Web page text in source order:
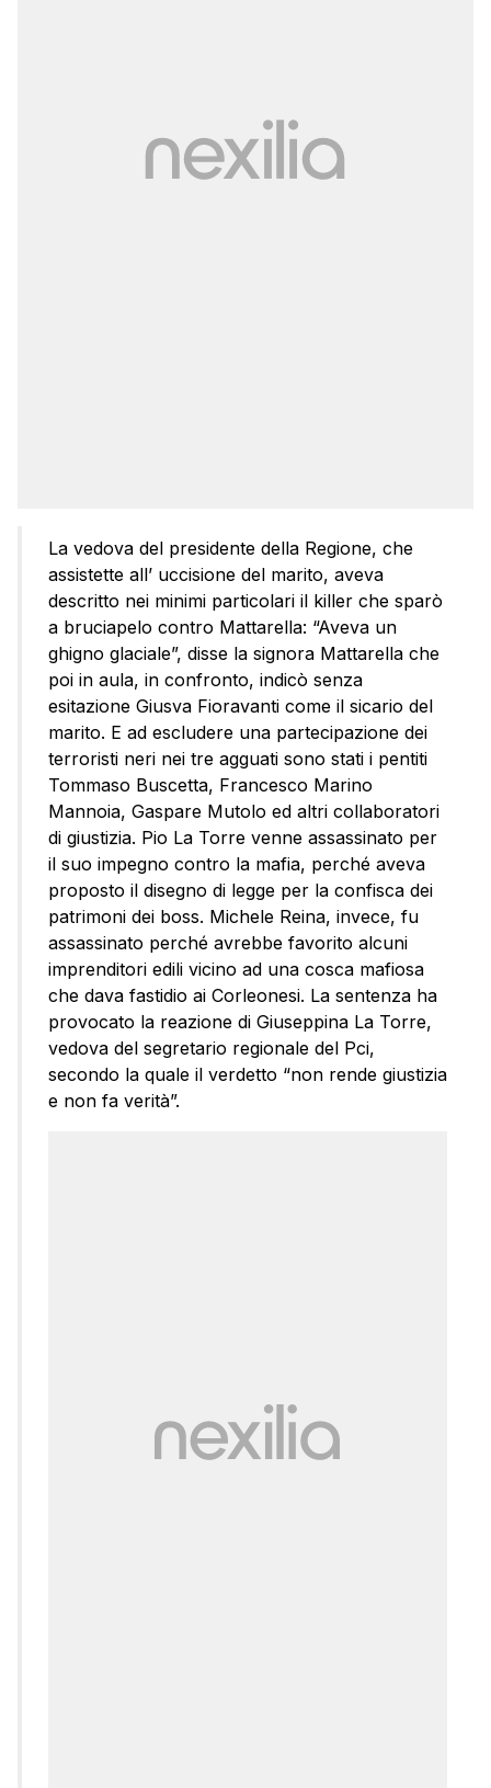
La vedova del presidente della Regione, che
assistette all’ uccisione del marito, aveva
descritto nei minimi particolari il killer che sparò
a bruciapelo contro Mattarella: “Aveva un
ghigno glaciale”, disse la signora Mattarella che
poi in aula, in confronto, indicò senza
esitazione Giusva Fioravanti come il sicario del
marito. E ad escludere una partecipazione dei
terroristi neri nei tre agguati sono stati i pentiti
Tommaso Buscetta, Francesco Marino
Mannoia, Gaspare Mutolo ed altri collaboratori
di giustizia. Pio La Torre venne assassinato per
il suo impegno contro la mafia, perché aveva
proposto il disegno di legge per la confisca dei
patrimoni dei boss. Michele Reina, invece, fu
assassinato perché avrebbe favorito alcuni
imprenditori edili vicino ad una cosca mafiosa
che dava fastidio ai Corleonesi. La sentenza ha
provocato la reazione di Giuseppina La Torre,
vedova del segretario regionale del Pci,
secondo la quale il verdetto “non rende giustizia
e non fa verità”.